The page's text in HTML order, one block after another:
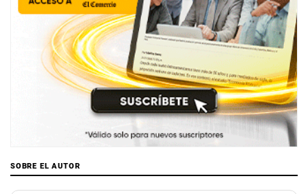
SOBRE EL AUTOR